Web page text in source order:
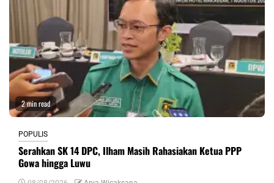
2 min read
POPULIS
Serahkan SK 14 DPC, Ilham Masih Rahasiakan Ketua PPP
Gowa hingga Luwu